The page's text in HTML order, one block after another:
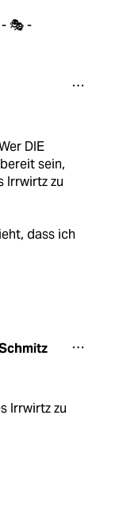
🎭 -
DIE
sein,
Irrwirtz zu
dass ich
Irrwirtz zu